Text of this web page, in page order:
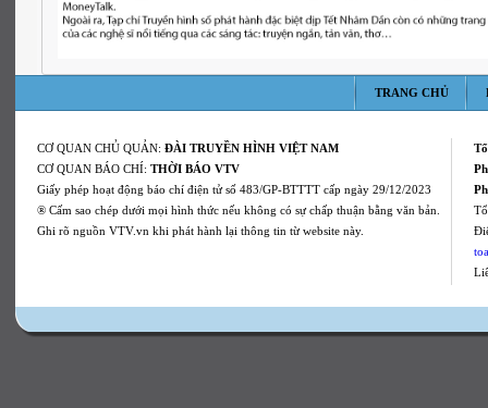
TRANG CHỦ
CƠ QUAN CHỦ QUẢN: ĐÀI TRUYỀN HÌNH VIỆT NAM
CƠ QUAN BÁO CHÍ: THỜI BÁO VTV
Giấy phép hoạt động báo chí điện tử số 483/GP-BTTTT cấp ngày 29/12/2023
® Cấm sao chép dưới mọi hình thức nếu không có sự chấp thuận bằng văn bản.
Ghi rõ nguồn VTV.vn khi phát hành lại thông tin từ website này.